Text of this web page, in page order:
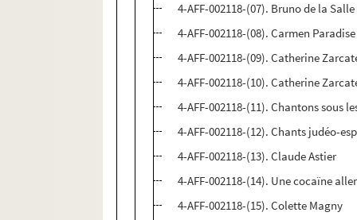
4-AFF-002118-(07). Bruno de la Salle
4-AFF-002118-(08). Carmen Paradise
4-AFF-002118-(09). Catherine
4-AFF-002118-(10). Catherine
4-AFF-002118-(11). Chantons sous
4-AFF-002118-(12). Chants judéo-
4-AFF-002118-(13). Claude Astier
4-AFF-002118-(14). Une cocaïne
4-AFF-002118-(15). Colette Magny